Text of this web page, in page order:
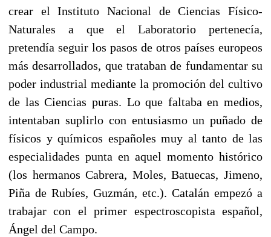
crear el Instituto Nacional de Ciencias Físico-
Naturales a que el Laboratorio perte­necía,
pretendía seguir los pasos de otros países europeos
más desarrollados, que trataban de fundamentar su
poder industrial mediante la promoción del cultivo
de las Ciencias puras. Lo que faltaba en medios,
intentaban suplirlo con entusiasmo un puñado de
físicos y químicos españoles muy al tanto de las
especialidades punta en aquel momento histórico
(los hermanos Cabrera, Moles, Batuecas, Jimeno,
Piña de Rubíes, Guzmán, etc.). Catalán empezó a
trabajar con el primer espectroscopista español,
Ángel del Campo.